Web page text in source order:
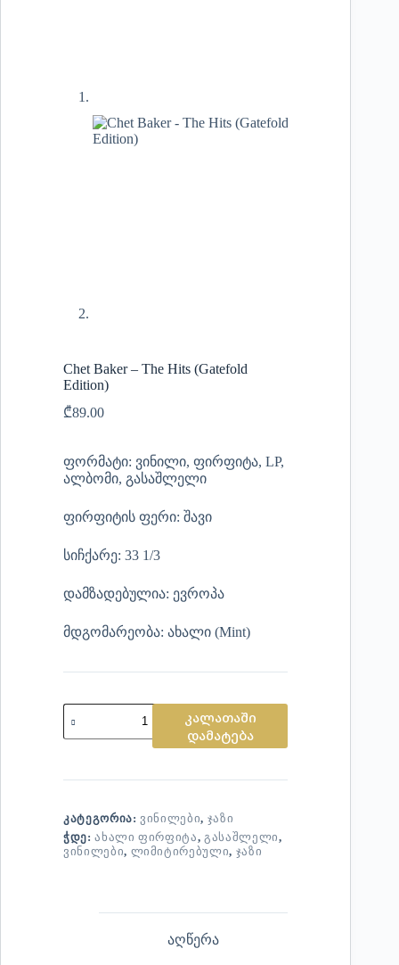
Chet Baker – The Hits (Gatefold
Edition)
₾89.00
ფორმატი: ვინილი, ფირფიტა, LP,
ალბომი, გასაშლელი
ფირფიტის ფერი: შავი
სიჩქარე: 33 1/3
დამზადებულია: ევროპა
მდგომარეობა: ახალი (Mint)
კალათაში
დამატება
ᲙᲐᲢᲔᲒᲝᲠᲘᲐ: ᲕᲘᲜᲘᲚᲔᲑᲘ, ᲯᲐᲖᲘ
ᲭᲓᲔ:ᲐᲮᲐᲚᲘ ᲤᲘᲠᲤᲘᲢᲐ,ᲒᲐᲡᲐᲨᲚᲔᲚᲘ,
ᲕᲘᲜᲘᲚᲔᲑᲘ, ᲚᲘᲛᲘᲢᲘᲠᲔᲑᲣᲚᲘ, ᲯᲐᲖᲘ
აღწერა